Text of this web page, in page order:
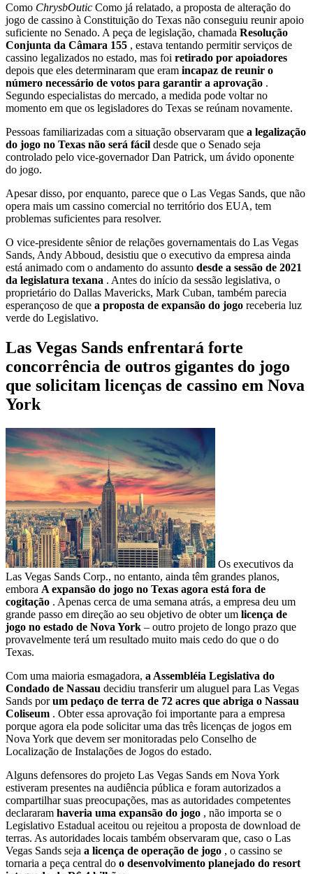
Como ChrysbOutic Como já relatado, a proposta de alteração do
jogo de cassino à Constituição do Texas não conseguiu reunir apoio
suficiente no Senado. A peça de legislação, chamada Resolução
Conjunta da Câmara 155 , estava tentando permitir serviços de
cassino legalizados no estado, mas foi retirado por apoiadores
depois que eles determinaram que eram incapaz de reunir o
número necessário de votos para garantir a aprovação .
Segundo especialistas do mercado, a medida pode voltar no
momento em que os legisladores do Texas se reúnam novamente.
Pessoas familiarizadas com a situação observaram que a legalização
do jogo no Texas não será fácil desde que o Senado seja
controlado pelo vice-governador Dan Patrick, um ávido oponente
do jogo.
Apesar disso, por enquanto, parece que o Las Vegas Sands, que não
opera mais um cassino comercial no território dos EUA, tem
problemas suficientes para resolver.
O vice-presidente sênior de relações governamentais do Las Vegas
Sands, Andy Abboud, desistiu que o executivo da empresa ainda
está animado com o andamento do assunto desde a sessão de 2021
da legislatura texana . Antes do início da sessão legislativa, o
proprietário do Dallas Mavericks, Mark Cuban, também parecia
esperançoso de que a proposta de expansão do jogo receberia luz
verde do Legislativo.
Las Vegas Sands enfrentará forte
concorrência de outros gigantes do jogo
que solicitam licenças de cassino em Nova
York
Os executivos da
Las Vegas Sands Corp., no entanto, ainda têm grandes planos,
embora A expansão do jogo no Texas agora está fora de
cogitação . Apenas cerca de uma semana atrás, a empresa deu um
grande passo em direção ao seu objetivo de obter um licença de
jogo no estado de Nova York – outro projeto de longo prazo que
provavelmente terá um resultado muito mais cedo do que o do
Texas.
Com uma maioria esmagadora, a Assembléia Legislativa do
Condado de Nassau decidiu transferir um aluguel para Las Vegas
Sands porum pedaço de terra de 72 acres que abriga o Nassau
Coliseum . Obter essa aprovação foi importante para a empresa
porque agora ela pode solicitar uma das três licenças de jogos em
Nova York que devem ser monitoradas pelo Conselho de
Localização de Instalações de Jogos do estado.
Alguns defensores do projeto Las Vegas Sands em Nova York
estiveram presentes na audiência pública e foram autorizados a
compartilhar suas preocupações, mas as autoridades competentes
declararam haveria uma expansão do jogo , não importa se o
Legislativo Estadual aceitou ou rejeitou a proposta de download de
terras. As autoridades locais também observaram que, caso o Las
Vegas Sands seja a licença de operação de jogo , o cassino se
tornaria a peça central do o desenvolvimento planejado do resort